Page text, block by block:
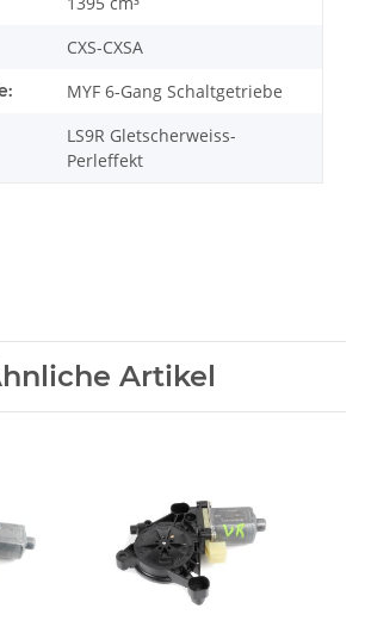
CXS-CXSA
MYF 6-Gang Schaltgetriebe
LS9R Gletscherweiss-
Perleffekt
Artikel